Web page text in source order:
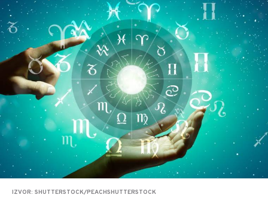
IZVOR: SHUTTERSTOCK/PEACHSHUTTERSTOCK